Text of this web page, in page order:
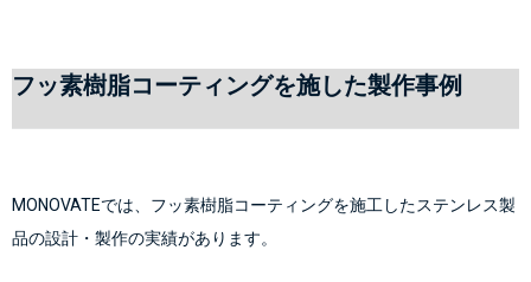
フッ素樹脂コーティングを施した製作事例
MONOVATEでは、フッ素樹脂コーティングを施工したステンレス製
品の設計・製作の実績があります。